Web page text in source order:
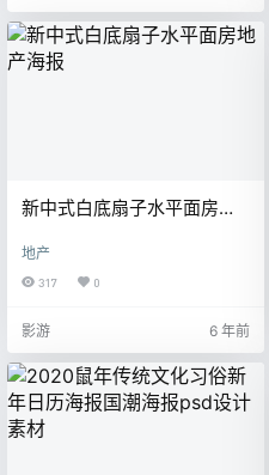
新中式白底扇子水平面房地
地产
317 0
影游 6 年前